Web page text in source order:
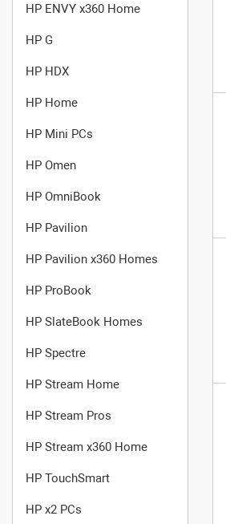
HP ENVY x360 Home
HP G
HP HDX
HP Home
HP Mini PCs
HP Omen
HP OmniBook
HP Pavilion
HP Pavilion x360 Homes
HP ProBook
HP SlateBook Homes
HP Spectre
HP Stream Home
HP Stream Pros
HP Stream x360 Home
HP TouchSmart
HP x2 PCs